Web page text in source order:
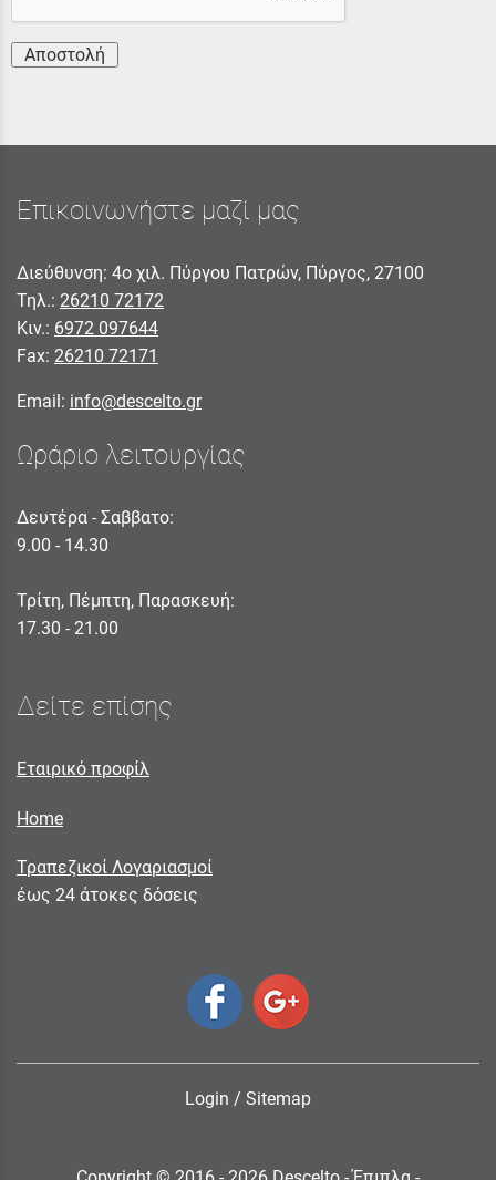
Αποστολή
Επικοινωνήστε μαζί μας
Διεύθυνση: 4ο χιλ. Πύργου Πατρών, Πύργος, 27100
Τηλ.: 26210 72172
Κιν.: 6972 097644
Fax: 26210 72171
Email: info@descelto.gr
Ωράριο λειτουργίας
Δευτέρα - Σαββατο:
9.00 - 14.30
Τρίτη, Πέμπτη, Παρασκευή:
17.30 - 21.00
Δείτε επίσης
Εταιρικό προφίλ
Home
Τραπεζικοί Λογαριασμοί
έως 24 άτοκες δόσεις
Login / Sitemap